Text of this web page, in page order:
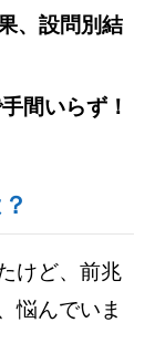
、設問別結
間いらず！
けど、前兆
悩んでいま